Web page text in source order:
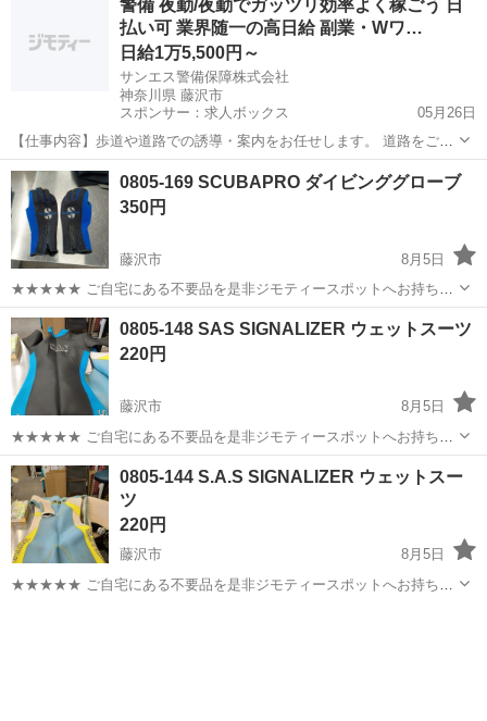
衣料服飾品、生活雑貨、家具、本、CD・DVDなどが無料でまとめて持
ち込めます！ ※詳細はこ...
警備 夜勤/夜勤でガッツリ効率よく稼ごう 日
払い可 業界随一の高日給 副業・Wワ…
日給1万5,500円～
サンエス警備保障株式会社
神奈川県 藤沢市
スポンサー：求人ボックス
05月26日
【仕事内容】歩道や道路での誘導・案内をお任せします。 道路をご利
用される車両や歩行者の方が安全に安心して通行するために適切に誘
導してください。 勤務地へは直行直帰OKです! <未経験でも安心!!> 丁
寧な研修20hで基本的な知識を...
アルバイト・パート
0805-169 SCUBAPRO ダイビンググローブ
350円
藤沢市
8月5日
★★★★★ ご自宅にある不要品を是非ジモティースポットへお持ち込
みしませんか？ 家電、趣味・スポーツ・レジャー用品、こども用品、
衣料服飾品、生活雑貨、家具、本、CD・DVDなどが無料でまとめて持
ち込めます！ ※詳細はこ...
神奈川 藤沢市 マリンスポーツ SCUBAPRO
0805-148 SAS SIGNALIZER ウェットスーツ
220円
藤沢市
8月5日
★★★★★ ご自宅にある不要品を是非ジモティースポットへお持ち込
みしませんか？ 家電、趣味・スポーツ・レジャー用品、こども用品、
衣料服飾品、生活雑貨、家具、本、CD・DVDなどが無料でまとめて持
ち込めます！ ※詳細はこ...
神奈川 藤沢市 ウェットスーツ
0805-144 S.A.S SIGNALIZER ウェットスー
ツ
220円
藤沢市
8月5日
★★★★★ ご自宅にある不要品を是非ジモティースポットへお持ち込